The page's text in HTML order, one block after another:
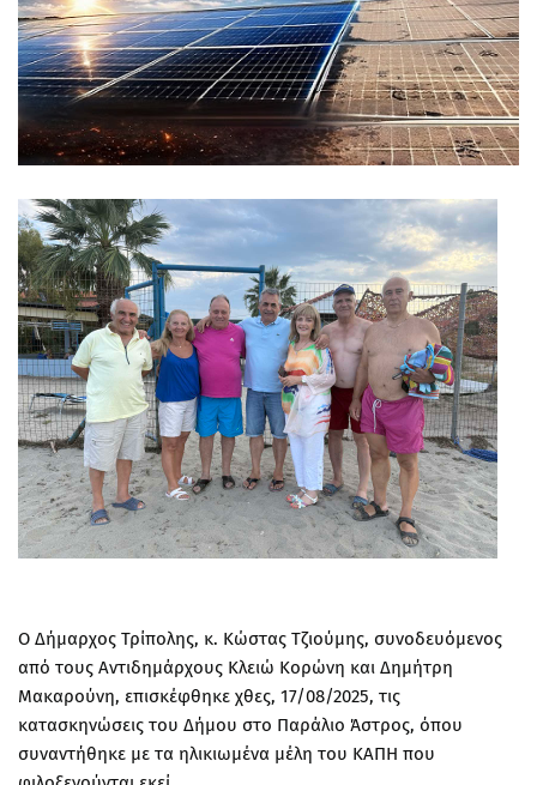
Ο Δήμαρχος Τρίπολης, κ. Κώστας Τζιούμης, συνοδευόμενος
από τους Αντιδημάρχους Κλειώ Κορώνη και Δημήτρη
Μακαρούνη, επισκέφθηκε χθες, 17/08/2025, τις
κατασκηνώσεις του Δήμου στο Παράλιο Άστρος, όπου
συναντήθηκε με τα ηλικιωμένα μέλη του ΚΑΠΗ που